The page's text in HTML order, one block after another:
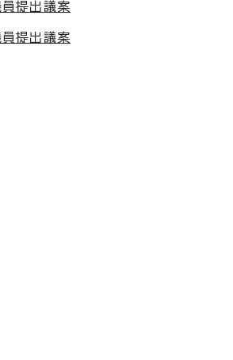
提出議案
提出議案